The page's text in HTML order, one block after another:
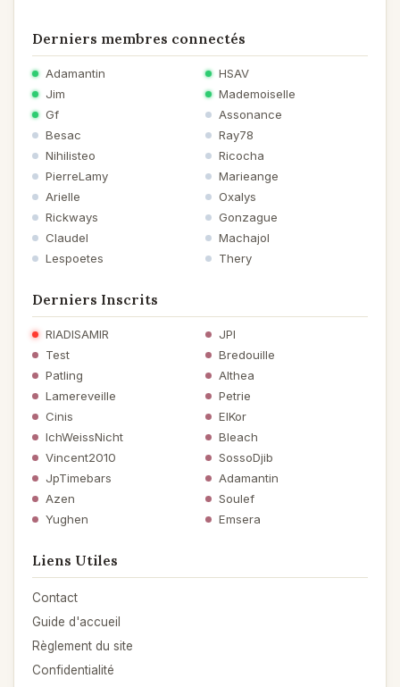
Derniers membres connectés
Adamantin
HSAV
Jim
Mademoiselle
Gf
Assonance
Besac
Ray78
Nihilisteo
Ricocha
PierreLamy
Marieange
Arielle
Oxalys
Rickways
Gonzague
Claudel
Machajol
Lespoetes
Thery
Derniers Inscrits
RIADISAMIR
JPI
Test
Bredouille
Patling
Althea
Lamereveille
Petrie
Cinis
ElKor
IchWeissNicht
Bleach
Vincent2010
SossoDjib
JpTimebars
Adamantin
Azen
Soulef
Yughen
Emsera
Liens Utiles
Contact
Guide d'accueil
Règlement du site
Confidentialité